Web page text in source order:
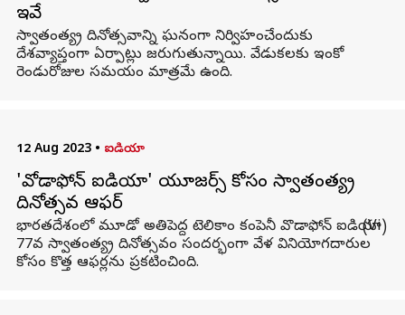
ఇవే
స్వాతంత్య్ర దినోత్సవాన్ని ఘనంగా నిర్విహంచేందుకు
దేశవ్యాప్తంగా ఏర్పాట్లు జరుగుతున్నాయి. వేడుకలకు ఇంకో
రెండురోజుల సమయం మాత్రమే ఉంది.
12 Aug 2023 • ఐడియా
'వోడాఫోన్ ఐడియా' యూజర్స్ కోసం స్వాతంత్య్ర
దినోత్సవ ఆఫర్‌
భారతదేశంలో మూడో అతిపెద్ద టెలికాం కంపెనీ వొడాఫోన్ ఐడియా (Vi)
77వ స్వాతంత్య్ర దినోత్సవం సందర్భంగా వేళ వినియోగదారుల
కోసం కొత్త ఆఫర్లను ప్రకటించింది.